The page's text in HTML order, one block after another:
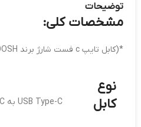
توضیحات
مشخصات کلی:
*(کابل تایپ c فست شارژ برند SHOOSH مدل SH-401-c)*
نوع
کابل
USB Type-C به Type-C